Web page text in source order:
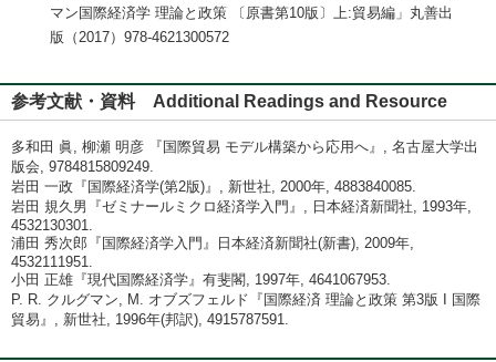
マン国際経済学 理論と政策 〔原書第10版〕上:貿易編」丸善出
版（2017）978-4621300572
参考文献・資料 Additional Readings and Resource
多和田 眞, 柳瀬 明彦 『国際貿易 モデル構築から応用へ』, 名古屋大学出
版会, 9784815809249.
岩田 一政『国際経済学(第2版)』, 新世社, 2000年, 4883840085.
岩田 規久男『ゼミナールミクロ経済学入門』, 日本経済新聞社, 1993年,
4532130301.
浦田 秀次郎『国際経済学入門』日本経済新聞社(新書), 2009年,
4532111951.
小田 正雄『現代国際経済学』有斐閣, 1997年, 4641067953.
P. R. クルグマン, M. オブズフェルド『国際経済 理論と政策 第3版 I 国際
貿易』, 新世社, 1996年(邦訳), 4915787591.